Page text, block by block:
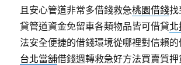
且安心管道非常多借錢救急桃園借錢找
貸管道資金免留車各類物品皆可借貸
法安全便捷的借錢環境從哪裡對信賴
台北當舖借錢週轉救急好方法買賣質